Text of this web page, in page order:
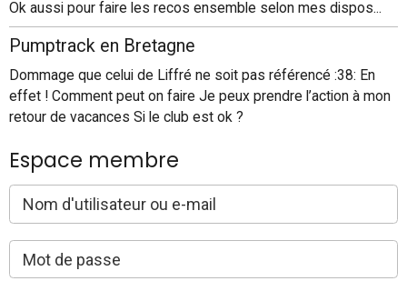
Ok aussi pour faire les recos ensemble selon mes dispos...
Pumptrack en Bretagne
Dommage que celui de Liffré ne soit pas référencé :38: En
effet ! Comment peut on faire Je peux prendre l’action à mon
retour de vacances Si le club est ok ?
Espace membre